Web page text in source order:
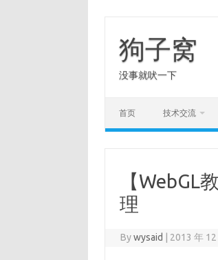
content
狗子窝
没事就吠一下
首页 技术交流
【WebGL
理
Bywysaid 2013 年 12